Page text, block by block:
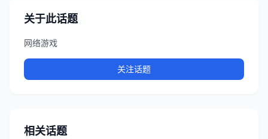
关于此话题
网络游戏
关注话题
相关话题